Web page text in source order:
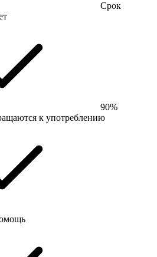
Срок
90%
к употреблению